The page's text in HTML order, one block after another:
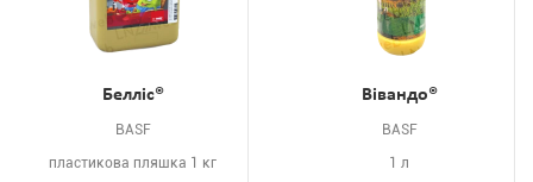
Белліс®
BASF
пластикова пляшка 1 кг
Вівандо®
BASF
1 л